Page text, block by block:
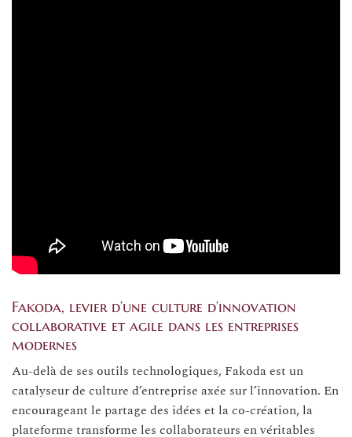
Fakoda, levier d’une culture d’innovation
collaborative et agile dans les entreprises
modernes
Au-delà de ses outils technologiques, Fakoda est un
catalyseur de culture d’entreprise axée sur l’innovation. En
encourageant le partage des idées et la co-création, la
plateforme transforme les collaborateurs en véritables